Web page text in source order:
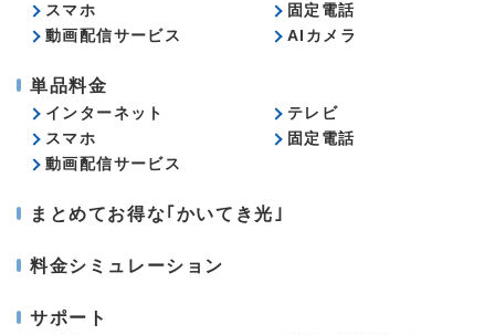
スマホ
固定電話
動画配信サービス
AIカメラ
単品料金
インターネット
テレビ
スマホ
固定電話
動画配信サービス
まとめてお得な｢かいてき光｣
料金シミュレーション
サポート